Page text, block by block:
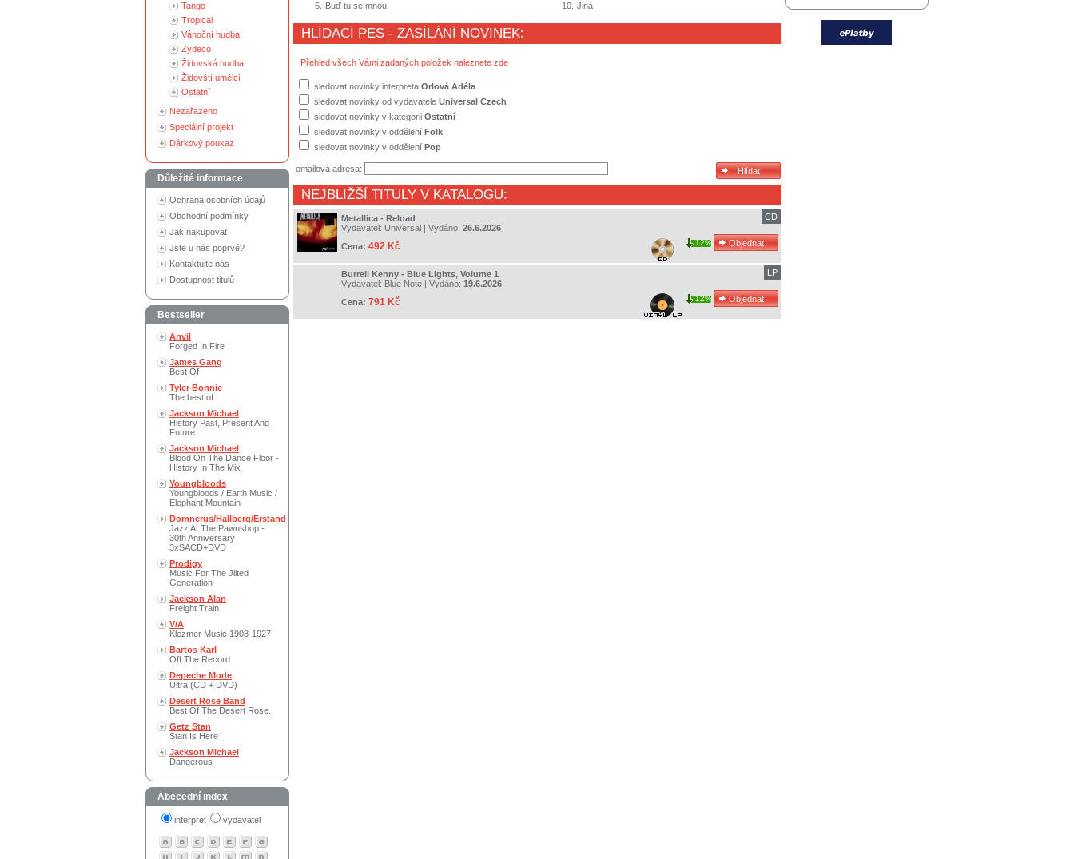
Tango
Tropical
Vánoční hudba
Zydeco
Židovská hudba
Židovští umělci
Ostatní
Nezařazeno
Speciální projekt
Dárkový poukaz
Důležité informace
Ochrana osobních údajů
Obchodní podmínky
Jak nakupovat
Jste u nás poprvé?
Kontaktujte nás
Dostupnost titulů
Bestseller
Anvil
Forged In Fire
James Gang
Best Of
Tyler Bonnie
The best of
Jackson Michael
History Past, Present And
Future
Jackson Michael
Blood On The Dance Floor -
History In The Mix
Youngbloods
Youngbloods / Earth Music /
Elephant Mountain
Domnerus/Hallberg/Erstand
Jazz At The Pawnshop -
30th Anniversary
3xSACD+DVD
Prodigy
Music For The Jilted
Generation
Jackson Alan
Freight Train
V/A
Klezmer Music 1908-1927
Bartos Karl
Off The Record
Depeche Mode
Ultra (CD + DVD)
Desert Rose Band
Best Of The Desert Rose..
Getz Stan
Stan Is Here
Jackson Michael
Dangerous
Abecední index
interpret vydavatel
5.
Buď tu se mnou
10. Jiná
HLÍDACÍ PES - ZASÍLÁNÍ NOVINEK:
Přehled všech Vámi zadaných položek naleznete zde
sledovat novinky interpreta Orlová Adéla
sledovat novinky od vydavatele Universal Czech
sledovat novinky v kategorii Ostatní
sledovat novinky v oddělení Folk
sledovat novinky v oddělení Pop
emailová adresa:
NEJBLIŽŠÍ TITULY V KATALOGU:
Metallica - Reload
Vydavatel: Universal | Vydáno: 26.6.2026
Cena: 492 Kč
CD
12%
Burrell Kenny - Blue Lights, Volume 1
Vydavatel: Blue Note | Vydáno: 19.6.2026
Cena: 791 Kč
LP
12%